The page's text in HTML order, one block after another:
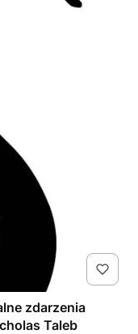
zdarzenia
Nassim Nicholas Taleb